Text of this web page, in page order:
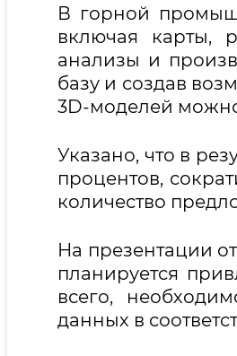
В горной
включая карты,
анализы и
базу и создав
3D-моделей
Указано, что в
процентов,
количество
На презентации
планируется
всего,
данных в